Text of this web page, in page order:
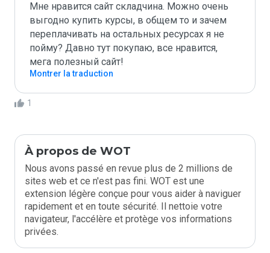
Мне нравится сайт складчина. Можно очень
выгодно купить курсы, в общем то и зачем
переплачивать на остальных ресурсах я не
пойму? Давно тут покупаю, все нравится,
мега полезный сайт!
Montrer la traduction
1
À propos de WOT
Nous avons passé en revue plus de 2 millions de
sites web et ce n'est pas fini. WOT est une
extension légère conçue pour vous aider à naviguer
rapidement et en toute sécurité. Il nettoie votre
navigateur, l'accélère et protège vos informations
privées.